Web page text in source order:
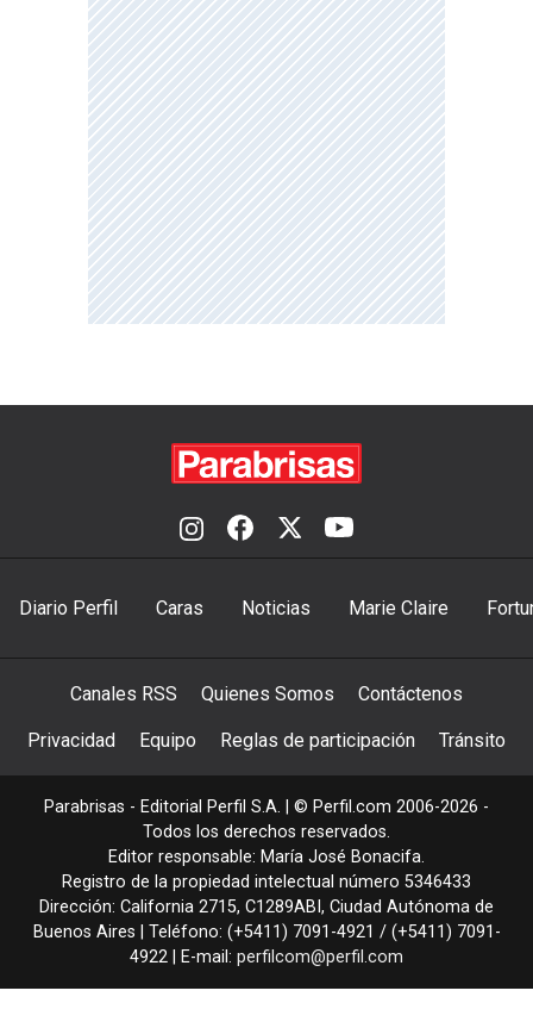
Diario Perfil Caras Noticias Marie Claire
Canales RSS Quienes Somos Contáctenos
Privacidad Equipo Reglas de participación Tránsito
Parabrisas - Editorial Perfil S.A. | © Perfil.com 2006-2026 -
Todos los derechos reservados.
Editor responsable: María José Bonacifa.
Registro de la propiedad intelectual número 5346433
Dirección: California 2715, C1289ABI , Ciudad Autónoma de
Buenos Aires | Teléfono: (+5411) 7091-4921 / (+5411) 7091-
4922 | E-mail: perfilcom@perfil.com